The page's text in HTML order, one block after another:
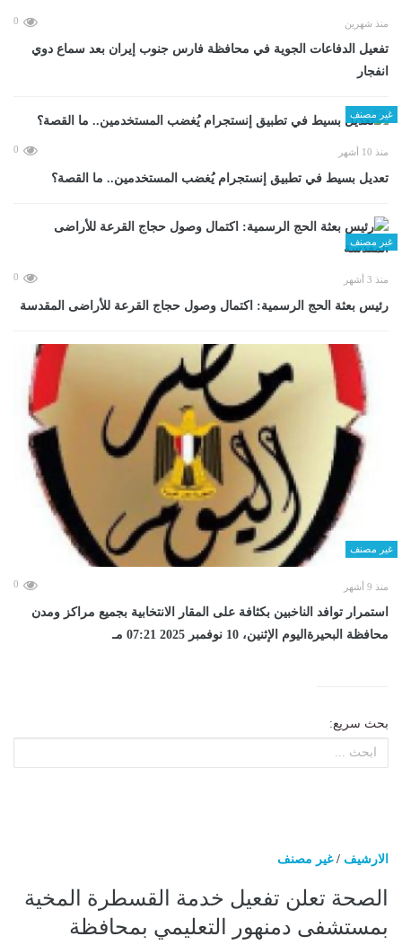
منذ شهرين 0
تفعيل الدفاعات الجوية في محافظة فارس جنوب إيران بعد سماع دوي
انفجار
غير مصنف
منذ 10 أشهر 0
تعديل بسيط في تطبيق إنستجرام يُغضب المستخدمين.. ما القصة؟
غير مصنف
منذ 3 أشهر 0
رئيس بعثة الحج الرسمية: اكتمال وصول حجاج القرعة للأراضى المقدسة
غير مصنف
منذ 9 أشهر 0
استمرار توافد الناخبين بكثافة على المقار الانتخابية بجميع مراكز ومدن
محافظة البحيرةاليوم الإثنين، 10 نوفمبر 2025 07:21 مـ
بحث سريع:
الارشيف /غير مصنف
الصحة تعلن تفعيل خدمة القسطرة المخية
بمستشفى دمنهور التعليمي بمحافظة